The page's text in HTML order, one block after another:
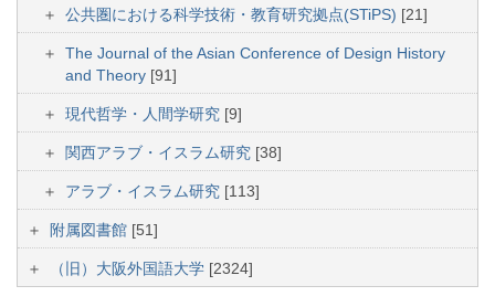
公共圏における科学技術・教育研究拠点(STiPS) [21]
The Journal of the Asian Conference of Design History
and Theory [91]
現代哲学・人間学研究 [9]
関西アラブ・イスラム研究 [38]
アラブ・イスラム研究 [113]
附属図書館 [51]
（旧）大阪外国語大学 [2324]